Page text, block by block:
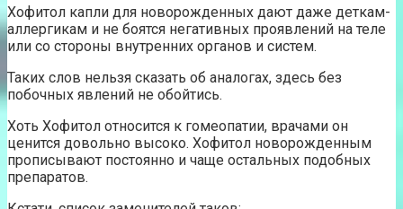
Хофитол капли для новорожденных дают даже деткам-
аллергикам и не боятся негативных проявлений на теле
или со стороны внутренних органов и систем.
Таких слов нельзя сказать об аналогах, здесь без
побочных явлений не обойтись.
Хоть Хофитол относится к гомеопатии, врачами он
ценится довольно высоко. Хофитол новорожденным
прописывают постоянно и чаще остальных подобных
препаратов.